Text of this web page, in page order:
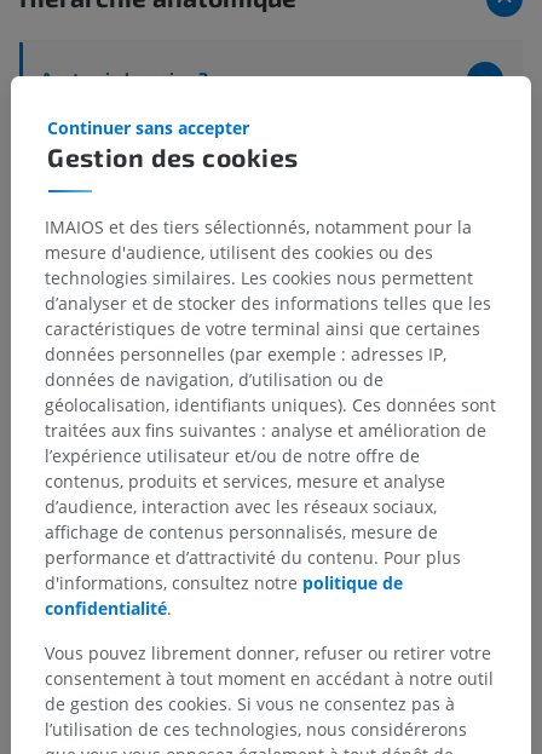
Anatomie humaine 2
Corps humain> Systèmes intégrants
Système cardiovasculaire> Artères systémiques
Artère subclavière
> Artère vertébrale
Structures sous-jacentes :Il n'y a aucune structure
sous-jacente
Anatomie humaine 1
Neuroanatomie humaine
Traductions
Vous avez vu une erreur ?
N’hésitez pas à nous suggérer une correction, une
traduction, une amélioration de contenu.
Gestion des cookies
Continuer sans accepter
IMAIOS et des tiers sélectionnés, notamment pour la
mesure d'audience, utilisent des cookies ou des
technologies similaires. Les cookies nous permettent
d’analyser et de stocker des informations telles que les
caractéristiques de votre terminal ainsi que certaines
données personnelles (par exemple : adresses IP,
données de navigation, d’utilisation ou de
géolocalisation, identifiants uniques). Ces données sont
traitées aux fins suivantes : analyse et amélioration de
l’expérience utilisateur et/ou de notre offre de
contenus, produits et services, mesure et analyse
d’audience, interaction avec les réseaux sociaux,
affichage de contenus personnalisés, mesure de
performance et d’attractivité du contenu. Pour plus
d'informations, consultez notre politique de
confidentialité.
Vous pouvez librement donner, refuser ou retirer votre
consentement à tout moment en accédant à notre outil
de gestion des cookies. Si vous ne consentez pas à
l’utilisation de ces technologies, nous considérerons